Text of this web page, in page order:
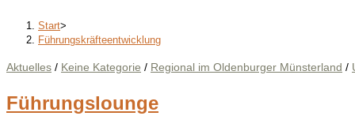
Start>
Führungskräfteentwicklung
Aktuelles / Keine Kategorie / Regional im Oldenburger Münsterland /
Führungslounge